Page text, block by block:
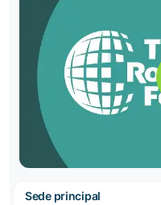
Sede principal